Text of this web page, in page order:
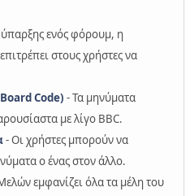
ενός φόρουμ, η
στους χρήστες να
Code) - Τα μηνύματα
με λίγο BBC.
- Οι χρήστες μπορούν να
ο ένας στον άλλο.
εμφανίζει όλα τα μέλη του